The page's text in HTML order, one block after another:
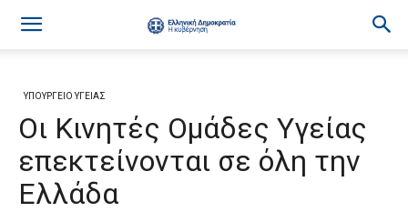
ΥΠΟΥΡΓΕΙΟ ΥΓΕΙΑΣ
Οι Κινητές Ομάδες Υγείας
επεκτείνονται σε όλη την
Ελλάδα